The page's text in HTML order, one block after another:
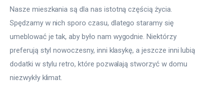
Zdrowie
Więcej
Nasze mieszkania są dla nas istotną częścią życia.
Spędzamy w nich sporo czasu, dlatego staramy się
umeblować je tak, aby było nam wygodnie. Niektórzy
preferują styl nowoczesny, inni klasykę, a jeszcze inni lubią
dodatki w stylu retro, które pozwalają stworzyć w domu
niezwykły klimat.